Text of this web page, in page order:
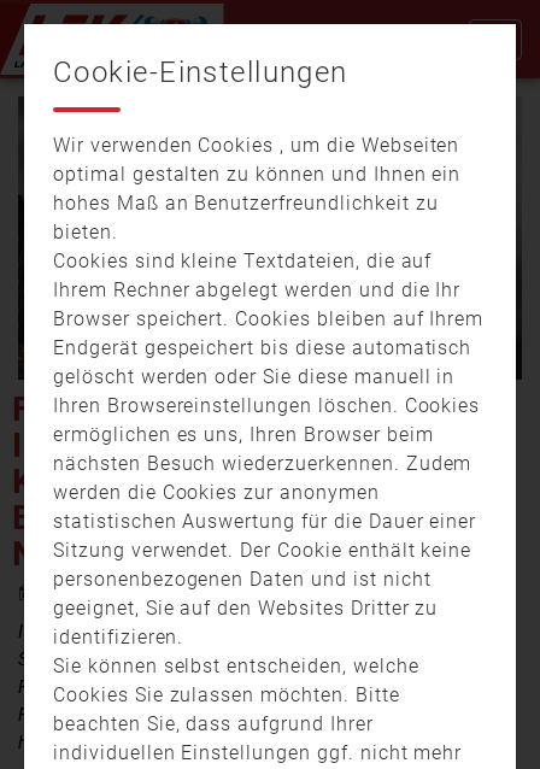
Video
FLÜCHTLINGSUNTERKUNFT
IN MILTENBERG BRENNT
KOMPLETT AUS –
BRANDURSACHE BISLANG
NOCH NICHT GEKLÄRT
4. Mai 2026 18:00
Im Landkreis Miltenberg hatte die Feuerwehr am
Samstagmittag alle Hände voll zu tun. Denn eine
Flüchtlingsunterkunft in Wörth am Main stand in
Flammen. Ob es sich bei der Ursache um Brandstiftung
handelt ist aktuell noch offen.
Cookie-Einstellungen
Wir verwenden Cookies , um die Webseiten
optimal gestalten zu können und Ihnen ein
hohes Maß an Benutzerfreundlichkeit zu
bieten.
Cookies sind kleine Textdateien, die auf
Ihrem Rechner abgelegt werden und die Ihr
Browser speichert. Cookies bleiben auf Ihrem
Endgerät gespeichert bis diese automatisch
gelöscht werden oder Sie diese manuell in
Ihren Browsereinstellungen löschen. Cookies
ermöglichen es uns, Ihren Browser beim
nächsten Besuch wiederzuerkennen. Zudem
werden die Cookies zur anonymen
statistischen Auswertung für die Dauer einer
Sitzung verwendet. Der Cookie enthält keine
personenbezogenen Daten und ist nicht
geeignet, Sie auf den Websites Dritter zu
identifizieren.
Sie können selbst entscheiden, welche
Cookies Sie zulassen möchten. Bitte
beachten Sie, dass aufgrund Ihrer
individuellen Einstellungen ggf. nicht mehr